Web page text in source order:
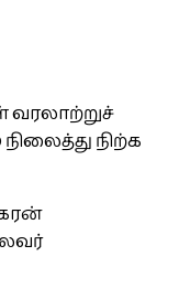
வரலாற்றுச்
நிற்க